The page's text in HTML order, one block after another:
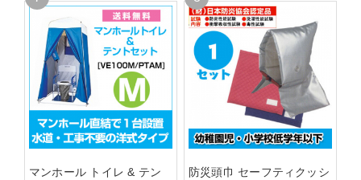
マンホール トイレ & テン
防災頭巾 セーフティクッシ